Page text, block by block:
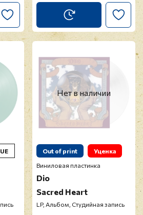
Нет в наличии
Out of print
Уценка
Виниловая пластинка
Dio
Sacred Heart
LP, Альбом, Студийная запись